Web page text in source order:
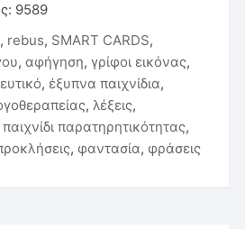
Smart
Cards
-
Rebus
-
Δεσύλλας
ποσότητα
9589
, rebus, SMART CARDS,
,αφήγηση,γρίφοι εικόνας,
, έξυπνα παιχνίδια,
,λέξεις,
παιχνίδι παρατηρητικότητας,
,φαντασία,φράσεις